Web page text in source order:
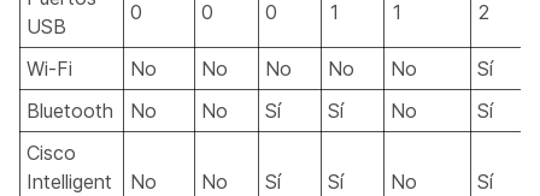
USB
0 0 0 1 1 2
Wi-Fi No No No No No
Sí
Bluetooth
No No Sí Sí No
Sí
Cisco
Intelligent
No No Sí Sí No Sí